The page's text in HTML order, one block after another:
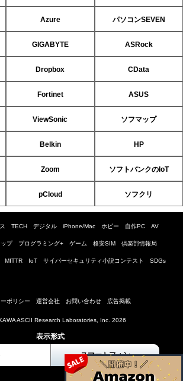
Azure パソコンSEVEN
GIGABYTE ASRock
Dropbox CData
Fortinet ASUS
ViewSonic ソフマップ
Belkin HP
Zoom ソフトバンクのIoT
pCloud ソフクリ
TECH デジタル iPhone/Mac ホビー 自作PC AV
プ プログラミング+ ゲーム 格安SIM 倶楽部情報局
MITTR IoT サイバーセキュリティ小説コンテスト SDGs
ポリシー 運営会社 お問い合わせ 広告掲載
ASCII Research Laboratories, Inc. 2026
表示形式
スマートフォン